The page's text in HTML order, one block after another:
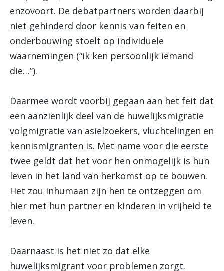
enzovoort. De debatpartners worden daarbij
niet gehinderd door kennis van feiten en
onderbouwing stoelt op individuele
waarnemingen (“ik ken persoonlijk iemand
die…”).
Daarmee wordt voorbij gegaan aan het feit dat
een aanzienlijk deel van de huwelijksmigratie
volgmigratie van asielzoekers, vluchtelingen en
kennismigranten is. Met name voor die eerste
twee geldt dat het voor hen onmogelijk is hun
leven in het land van herkomst op te bouwen.
Het zou inhumaan zijn hen te ontzeggen om
hier met hun partner en kinderen in vrijheid te
leven.
Daarnaast is het niet zo dat elke
huwelijksmigrant voor problemen zorgt.